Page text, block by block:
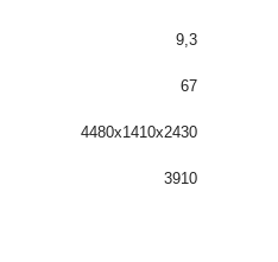
9,3
67
4480х1410х2430
3910